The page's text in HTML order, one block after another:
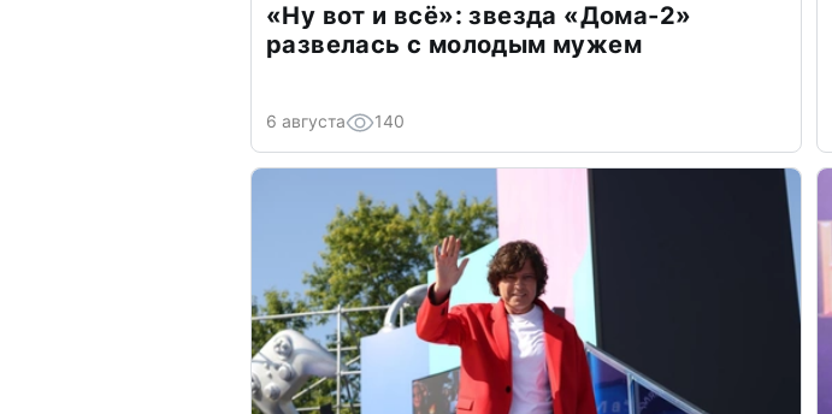
«Ну вот и всё»: звезда «Дома-2»
развелась с молодым мужем
6 августа 140